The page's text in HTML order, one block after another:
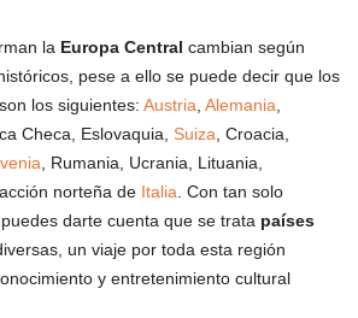
la Europa Central cambian según
pese a ello se puede decir que los
los siguientes: Austria Alemania
Checa, Eslovaquia, Suiza , Croacia,
, Rumania, Ucrania, Lituania,
norteña de Italia . Con tan solo
darte cuenta que se trata países
un viaje por toda esta región
y entretenimiento cultural